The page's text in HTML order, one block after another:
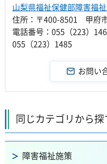
山梨県福祉保健部障害福
住所：〒400-8501 甲府
電話番号：055（223）
055（223）1485
同じカテゴリから探
障害福祉施策